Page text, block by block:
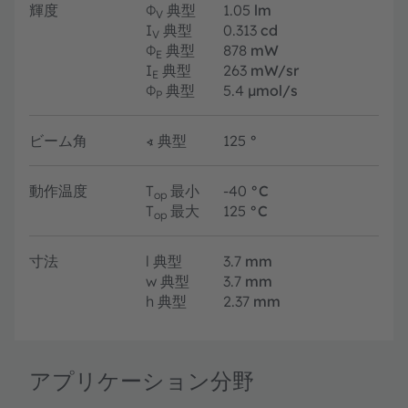
輝度 ΦV 典型 1.05 lm
IV 典型 0.313 cd
ΦE 典型 878 mW
IE 典型 263 mW/sr
ΦP 典型 5.4 µmol/s
ビーム角 ∢ 典型 125 °
動作温度 Top 最小 -40 °C
Top 最大 125 °C
寸法 l 典型 3.7 mm
w 典型 3.7 mm
h 典型 2.37 mm
アプリケーション分野